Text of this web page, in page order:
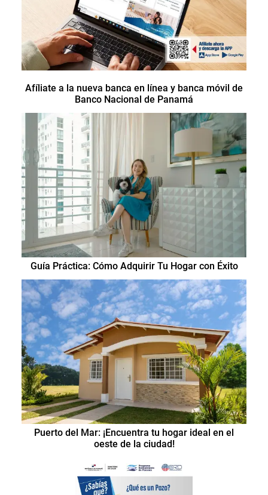
Afíliate a la nueva banca en línea y banca móvil de
Banco Nacional de Panamá
Guía Práctica: Cómo Adquirir Tu Hogar con Éxito
Puerto del Mar: ¡Encuentra tu hogar ideal en el
oeste de la ciudad!